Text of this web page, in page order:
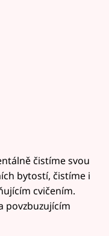
čistíme svou
bytostí, čistíme i
cvičením.
povzbuzujícím